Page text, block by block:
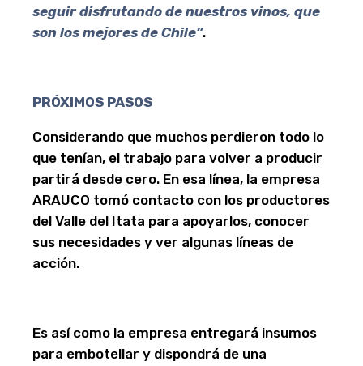
seguir disfrutando de nuestros vinos, que
son los mejores de Chile”.
PRÓXIMOS PASOS
Considerando que muchos perdieron todo lo
que tenían, el trabajo para volver a producir
partirá desde cero. En esa línea, la empresa
ARAUCO tomó contacto con los productores
del Valle del Itata para apoyarlos, conocer
sus necesidades y ver algunas líneas de
acción.
Es así como la empresa entregará insumos
para embotellar y dispondrá de una